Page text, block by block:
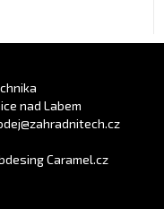
nad Labem
Caramel.cz